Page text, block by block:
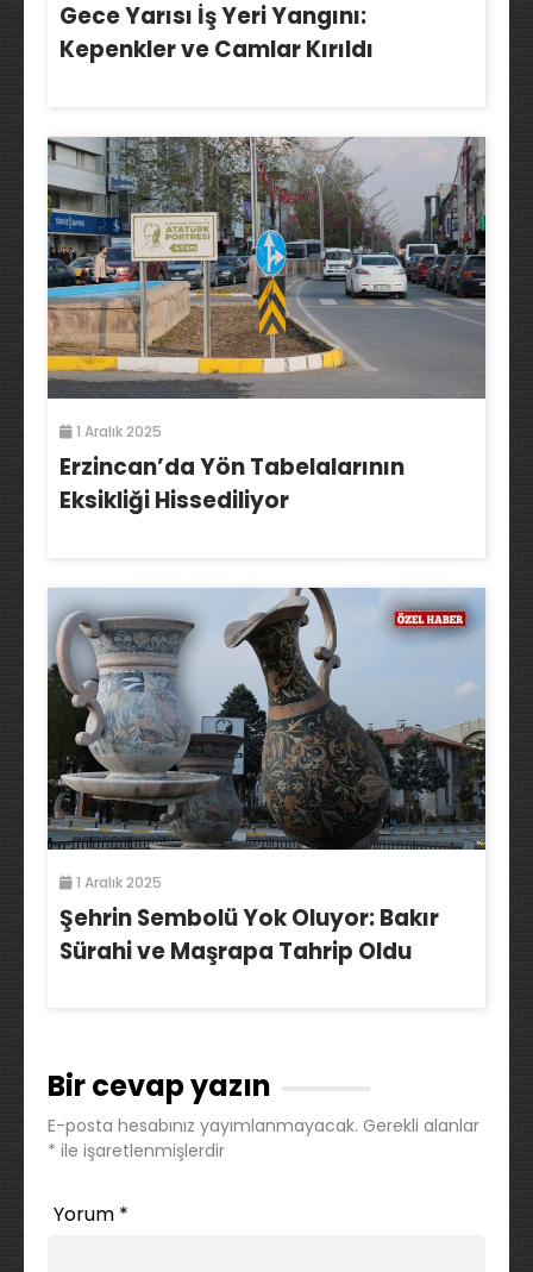
Gece Yarısı İş Yeri Yangını:
Kepenkler ve Camlar Kırıldı
1 Aralık 2025
Erzincan’da Yön Tabelalarının
Eksikliği Hissediliyor
1 Aralık 2025
Şehrin Sembolü Yok Oluyor: Bakır
Sürahi ve Maşrapa Tahrip Oldu
Bir cevap yazın
E-posta hesabınız yayımlanmayacak. Gerekli alanlar
* ile işaretlenmişlerdir
Yorum *